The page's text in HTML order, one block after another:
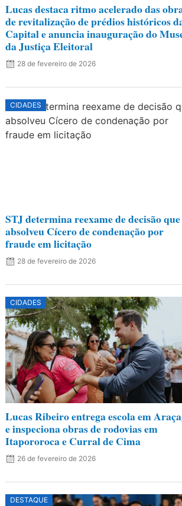
Lucas destaca ritmo acelerado das
de revitalização de prédios históricos
Capital e anuncia inauguração do
da Justiça Eleitoral
28 de fevereiro de 2026
CIDADES
STJ determina reexame de decisão que
absolveu Cícero de condenação por
fraude em licitação
28 de fevereiro de 2026
CIDADES
Lucas Ribeiro entrega escola em
e inspeciona obras de rodovias em
Itapororoca e Curral de Cima
26 de fevereiro de 2026
DESTAQUE